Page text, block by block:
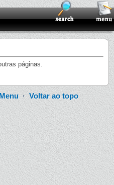
páginas.
Menu ·Voltar ao topo